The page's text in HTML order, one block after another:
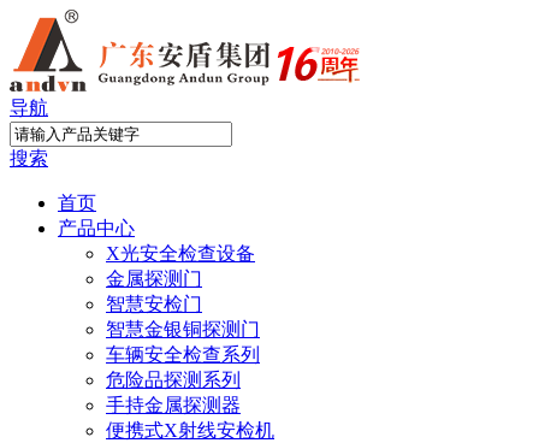
导航
搜索
首页
产品中心
X光安全检查设备
金属探测门
智慧安检门
智慧金银铜探测门
车辆安全检查系列
危险品探测系列
手持金属探测器
便携式X射线安检机